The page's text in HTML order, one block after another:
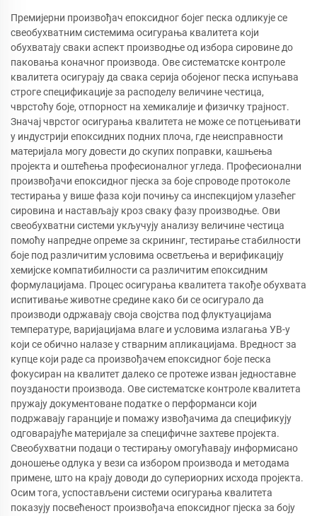
Премијерни произвођач епоксидног бојег песка одликује се
свеобухватним системима осигурања квалитета који
обухватају сваки аспект производње од избора сировине до
паковања коначног производа. Ове систематске контроле
квалитета осигурају да свака серија обојеног песка испуњава
строге спецификације за расподелу величине честица,
чврстоћу боје, отпорност на хемикалије и физичку трајност.
Значај чврстог осигурања квалитета не може се потцењивати
у индустрији епоксидних подних плоча, где неисправности
материјала могу довести до скупих поправки, кашњења
пројекта и оштећења професионалног угледа. Професионални
произвођачи епоксидног пјеска за боје спроводе протоколе
тестирања у више фаза који почињу са инспекцијом улазећег
сировина и настављају кроз сваку фазу производње. Ови
свеобухватни системи укључују анализу величине честица
помоћу напредне опреме за скрининг, тестирање стабилности
боје под различитим условима осветљења и верификацију
хемијске компатибилности са различитим епоксидним
формулацијама. Процес осигурања квалитета такође обухвата
испитивање животне средине како би се осигурало да
производи одржавају своја својства под флуктуацијама
температуре, варијацијама влаге и условима излагања УВ-у
који се обично налазе у стварним апликацијама. Вредност за
купце који раде са произвођачем епоксидног боје песка
фокусиран на квалитет далеко се протеже изван једноставне
поузданости производа. Ове систематске контроле квалитета
пружају документоване податке о перформанси који
подржавају гаранције и помажу извођачима да спецификују
одговарајуће материјале за специфичне захтеве пројекта.
Свеобухватни подаци о тестирању омогућавају информисано
доношење одлука у вези са избором производа и методама
примене, што на крају доводи до супериорних исхода пројекта.
Осим тога, успостављени системи осигурања квалитета
показују посвећеност произвођача епоксидног пјеска за боју